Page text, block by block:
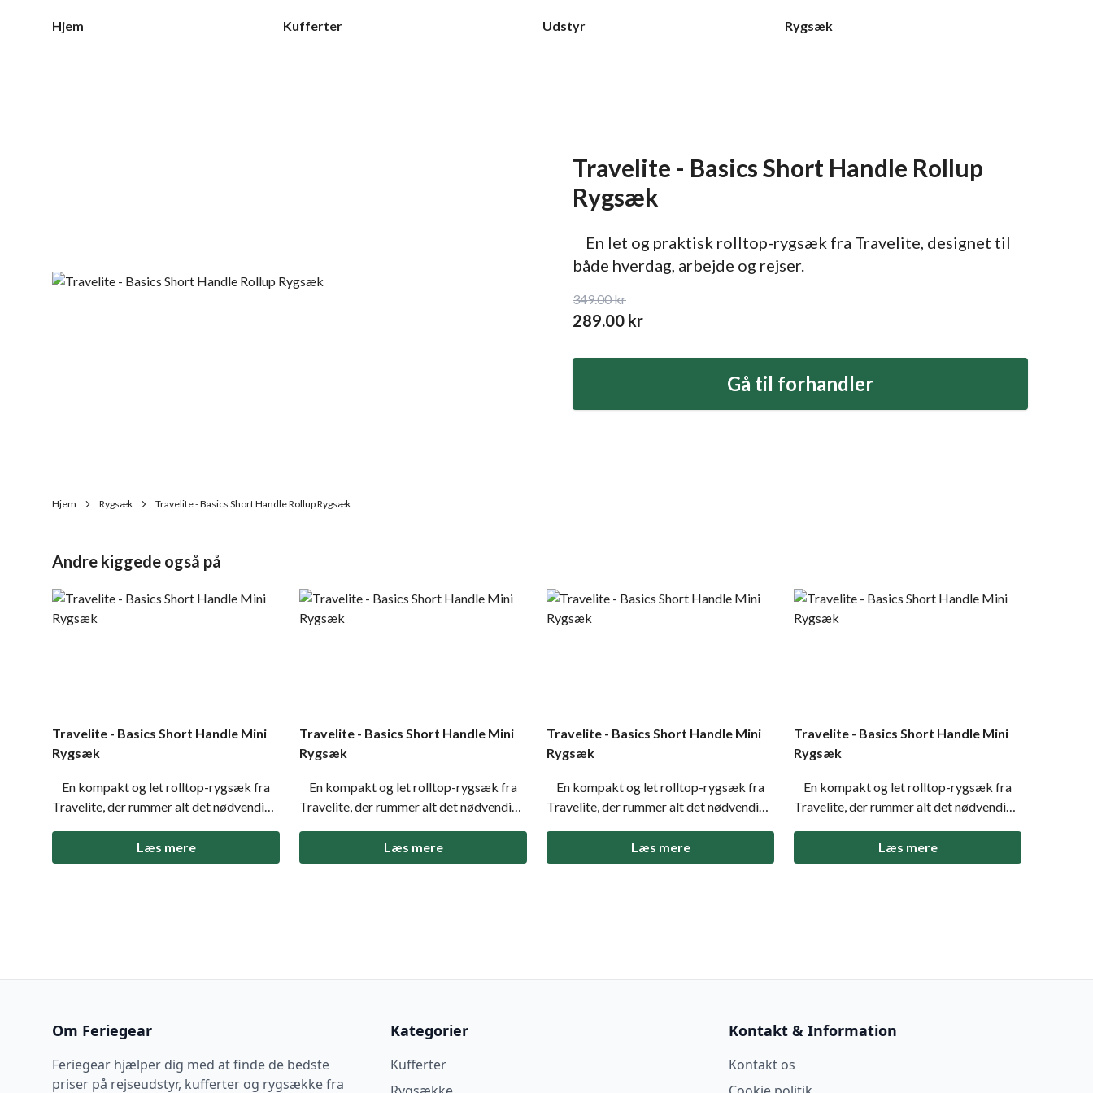
Hjem Kufferter Udstyr Rygsæk
Travelite - Basics Short Handle Rollup
Rygsæk
En let og praktisk rolltop-rygsæk fra Travelite, designet til
både hverdag, arbejde og rejser.
349.00kr
289.00 kr
Gå til forhandler
Hjem Rygsæk Travelite - Basics Short Handle Rollup Rygsæk
Andre kiggede også på
Travelite - Basics Short Handle Mini
Rygsæk
En kompakt og let rolltop-rygsæk fra
Travelite, der rummer alt det nødvendige
kombinerer minimalistisk design med
praktiske detaljer som justerbar rolltop-
Læs mere
Travelite - Basics Short Handle Mini
Rygsæk
En kompakt og let rolltop-rygsæk fra
Travelite, der rummer alt det nødvendige
kombinerer minimalistisk design med
praktiske detaljer som justerbar rolltop-
Læs mere
Travelite - Basics Short Handle Mini
Rygsæk
En kompakt og let rolltop-rygsæk fra
Travelite, der rummer alt det nødvendige
kombinerer minimalistisk design med
praktiske detaljer som justerbar rolltop-
Læs mere
Travelite - Basics Short Handle Mini
Rygsæk
En kompakt og let rolltop-rygsæk fra
Travelite, der rummer alt det nødvendige
kombinerer minimalistisk design med
praktiske detaljer som justerbar rolltop-
Læs mere
Om Feriegear
Feriegear hjælper dig med at finde de bedste
priser på rejseudstyr, kufferter og rygsække fra
Kategorier
Kufferter
Kontakt & Information
Kontakt os